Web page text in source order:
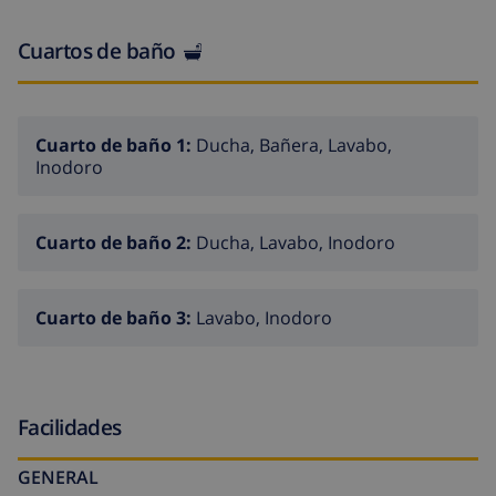
Llegará a la piscina mediante una escalera hacia
Kalesi a disposición una barbacoa de piedra fija con
nevera.
familias por su privacidad.
Cuartos de baño
Cuarto de baño 1: Ducha, Bañera, Lavabo,
Inodoro
Cuarto de baño 2: Ducha, Lavabo, Inodoro
Cuarto de baño 3: Lavabo, Inodoro
Facilidades
GENERAL